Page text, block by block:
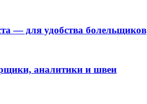
— для удобства болельщиков
аналитики и швеи